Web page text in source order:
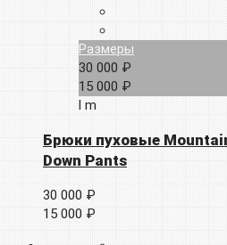
Размеры
30 000 ₽
15 000 ₽
l m
Брюки пуховые
Down Pants
30 000 ₽
15 000 ₽